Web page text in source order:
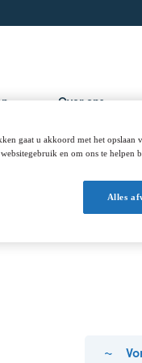
Over ons
Vorige
gaat u akkoord met het opslaan
en om ons te helpen
Alles